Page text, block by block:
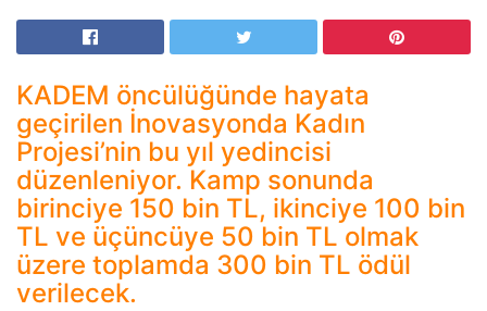
KADEM öncülüğünde hayata
geçirilen İnovasyonda Kadın
Projesi’nin bu yıl yedincisi
düzenleniyor. Kamp sonunda
birinciye 150 bin TL, ikinciye 100 bin
TL ve üçüncüye 50 bin TL olmak
üzere toplamda 300 bin TL ödül
verilecek.